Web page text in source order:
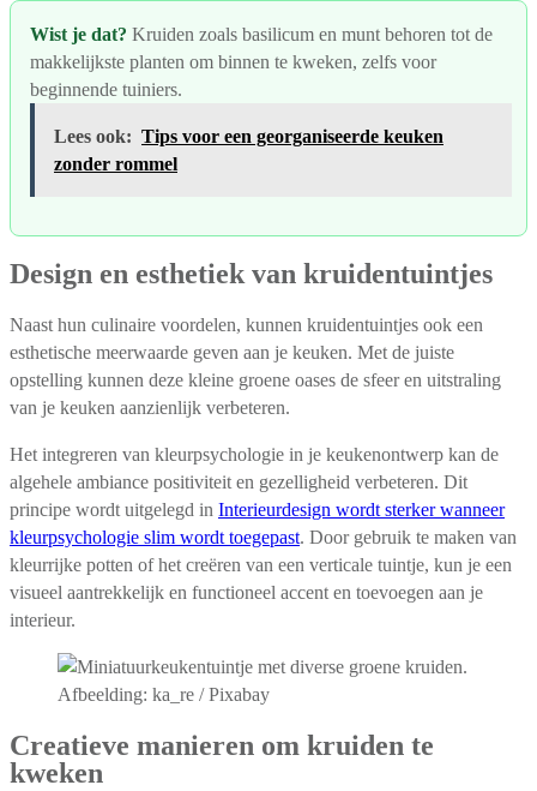
Wist je dat? Kruiden zoals basilicum en munt behoren tot de
makkelijkste planten om binnen te kweken, zelfs voor
beginnende tuiniers.
Lees ook: Tips voor een georganiseerde keuken
zonder rommel
Design en esthetiek van kruidentuintjes
Naast hun culinaire voordelen, kunnen kruidentuintjes ook een
esthetische meerwaarde geven aan je keuken. Met de juiste
opstelling kunnen deze kleine groene oases de sfeer en uitstraling
van je keuken aanzienlijk verbeteren.
Het integreren van kleurpsychologie in je keukenontwerp kan de
algehele ambiance positiviteit en gezelligheid verbeteren. Dit
principe wordt uitgelegd in Interieurdesign wordt sterker wanneer
kleurpsychologie slim wordt toegepast. Door gebruik te maken van
kleurrijke potten of het creëren van een verticale tuintje, kun je een
visueel aantrekkelijk en functioneel accent en toevoegen aan je
interieur.
Afbeelding: ka_re / Pixabay
Creatieve manieren om kruiden te
kweken